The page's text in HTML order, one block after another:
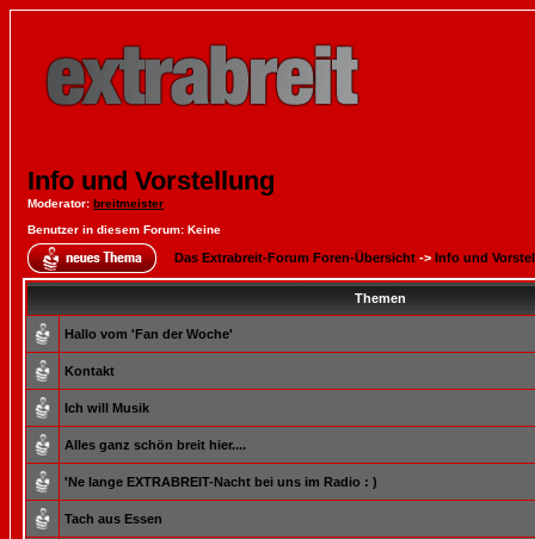
Info und Vorstellung
Moderator: breitmeister
Benutzer in diesem Forum: Keine
Das Extrabreit-Forum Foren-Übersicht -> Info und
Themen
Hallo vom 'Fan der Woche'
Kontakt
Ich will Musik
Alles ganz schön breit hier....
'Ne lange EXTRABREIT-Nacht bei uns im Radio : )
Tach aus Essen